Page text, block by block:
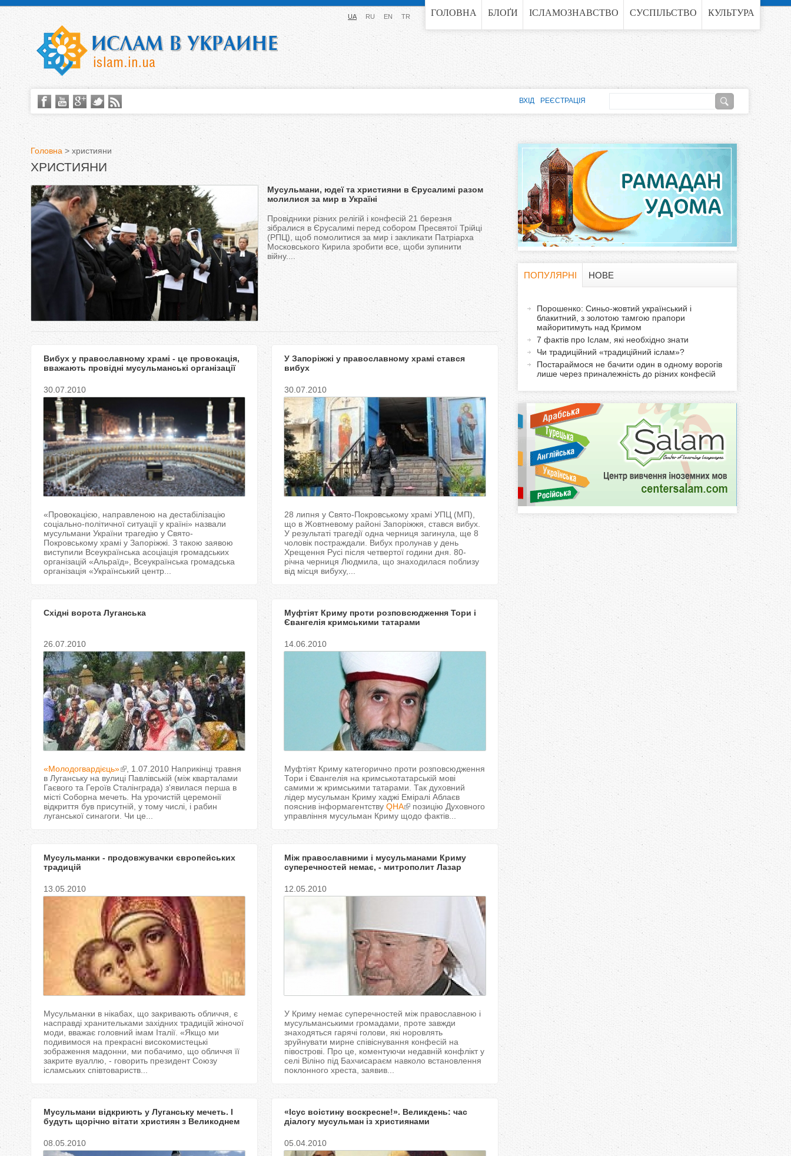
Jump to navigation ГОЛОВНА БЛОҐИ ІСЛАМОЗНАВСТВО СУСПІЛЬСТВО КУЛЬТУРА
UA RU EN TR
В
и
є
т
Головна > християни
ХРИСТИЯНИ
Мусульмани, юдеї та християни в Єрусалимі разом
молилися за мир в Україні
Провідники різних релігій і конфесій 21 березня
зібралися в Єрусалимі перед собором Пресвятої Трійці
(РПЦ), щоб помолитися за мир і закликати Патріарха
Московського Кирила зробити все, щоби зупинити
війну....
Вибух у православному храмі - це провокація,
вважають провідні мусульманські організації
30.07.2010
«Провокацією, направленою на дестабілізацію
соціально-політичної ситуації у країні» назвали
мусульмани України трагедію у Свято-
Покровському храмі у Запоріжжі. З такою заявою
виступили Всеукраїнська асоціація громадських
організацій «Альраїд», Всеукраїнська громадська
організація «Український центр...
У Запоріжжі у православному храмі стався
вибух
30.07.2010
28 липня у Свято-Покровському храмі УПЦ (МП),
що в Жовтневому районі Запоріжжя, стався вибух.
У результаті трагедії одна черниця загинула, ще 8
чоловік постраждали. Вибух пролунав у день
Хрещення Русі після четвертої години дня. 80-
річна черниця Людмила, що знаходилася поблизу
від місця вибуху,...
Східні ворота Луганська
26.07.2010
«Молодогвардієць»
, 1.07.2010 Наприкінці травня
в Луганську на вулиці Павлівській (між кварталами
Гаєвого та Героїв Сталінграда) з'явилася перша в
місті Соборна мечеть. На урочистій церемонії
відкриття був присутній, у тому числі, і рабин
луганської синагоги. Чи це...
Муфтіят Криму проти розповсюдження Тори і
Євангелія кримськими татарами
14.06.2010
Муфтіят Криму категорично проти розповсюдження
Тори і Євангелія на кримськотатарській мові
самими ж кримськими татарами. Так духовний
лідер мусульман Криму хаджі Еміралі Аблаєв
пояснив інформагентству QHA
позицію Духовного
управління мусульман Криму щодо фактів...
Мусульманки - продовжувачки європейських
традицій
13.05.2010
Мусульманки в нікабах, що закривають обличчя, є
насправді хранительками західних традицій жіночої
моди, вважає головний імам Італії. «Якщо ми
подивимося на прекрасні високомистецькі
зображення мадонни, ми побачимо, що обличчя її
закрите вуаллю, - говорить президент Союзу
ісламських співтовариств...
Між православними і мусульманами Криму
суперечностей немає, - митрополит Лазар
12.05.2010
У Криму немає суперечностей між православною і
мусульманськими громадами, проте завжди
знаходяться гарячі голови, які норовлять
зруйнувати мирне співіснування конфесій на
півострові. Про це, коментуючи недавній конфлікт у
селі Віліно під Бахчисараєм навколо встановлення
поклонного хреста, заявив...
Мусульмани відкриють у Луганську мечеть. І
будуть щорічно вітати християн з Великоднем
08.05.2010
«Ісус воістину воскресне!». Великдень: час
діалогу мусульман із християнами
05.04.2010
П
о
к
о
в
а
ф
о
р
м
о
ВХІД РЕЄСТРАЦІЯ
o
a
l
T
b
s
ПОПУЛЯРНІ
в
а
НОВЕ
Порошенко: Синьо-жовтий український і
блакитний, з золотою тамгою прапори
майоритимуть над Кримом
7 фактів про Іслам, які необхідно знати
Чи традиційний «традиційний іслам»?
Постараймося не бачити один в одному ворогів
лише через приналежність до різних конфесій